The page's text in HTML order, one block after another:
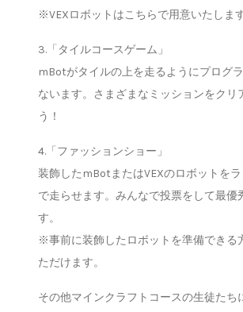
※VEXロボットはこちらで用意いたします
3.「タイルコースゲーム」
mBotがタイルの上を走るようにプログ
ないます。さまざまなミッションをクリ
う！
4.「ファッションショー」
装飾したmBotまたはVEXのロボットを
で走らせます。みんなで投票をして最優
す。
※事前に装飾したロボットを準備できる
ただけます。
その他マインクラフトコースの生徒たち